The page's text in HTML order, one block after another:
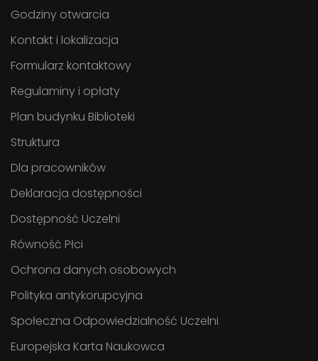
Godziny otwarcia
Kontakt i lokalizacja
Formularz kontaktowy
Regulaminy i opłaty
Plan budynku Biblioteki
Struktura
Dla pracowników
Deklaracja dostępności
Dostępność Uczelni
Równość Płci
Ochrona danych osobowych
Polityka antykorupcyjna
Społeczna Odpowiedzialność Uczelni
Europejska Karta Naukowca